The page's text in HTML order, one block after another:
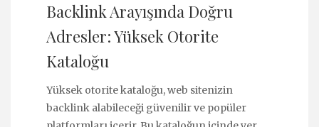
Backlink Arayışında Doğru
Adresler: Yüksek Otorite
Kataloğu
Yüksek otorite kataloğu, web sitenizin
backlink alabileceği güvenilir ve popüler